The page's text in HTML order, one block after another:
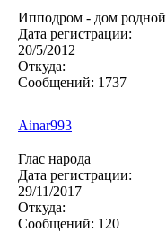
Ипподром - дом родной
Дата регистрации:
20/5/2012
Откуда:
Сообщений: 1737
Ainar993
Глас народа
Дата регистрации:
29/11/2017
Откуда:
Сообщений: 120